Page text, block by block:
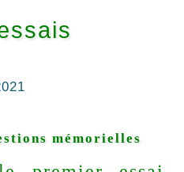
mémorielles